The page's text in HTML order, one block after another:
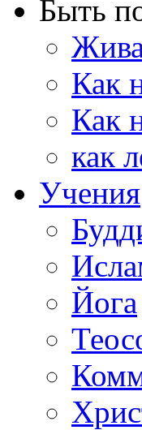
Быть
Как
Как
как
Учения
Йога